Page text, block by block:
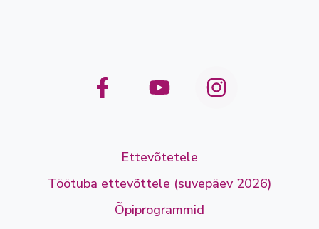
Ettevõtetele
Töötuba ettevõttele (suvepäev 2026)
Õpiprogrammid